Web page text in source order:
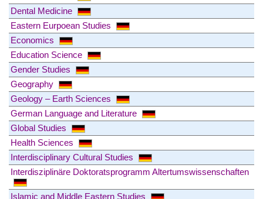
Dental Medicine
Eastern Eurpoean Studies
Economics
Education Science
Gender Studies
Geography
Geology – Earth Sciences
German Language and Literature
Global Studies
Health Sciences
Interdisciplinary Cultural Studies
Interdisziplinäre Doktoratsprogramm Altertumswissenschaften
Islamic and Middle Eastern Studies